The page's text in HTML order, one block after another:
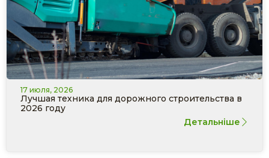
17 июля, 2026
Лучшая техника для дорожного строительства в
2026 году
Детальніше